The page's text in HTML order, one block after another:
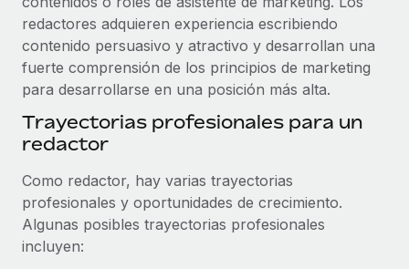
redactores adquieren experiencia escribiendo
contenido persuasivo y atractivo y desarrollan una
fuerte comprensión de los principios de marketing
para desarrollarse en una posición más alta.
Trayectorias profesionales para un
redactor
Como redactor, hay varias trayectorias
profesionales y oportunidades de crecimiento.
Algunas posibles trayectorias profesionales
incluyen: